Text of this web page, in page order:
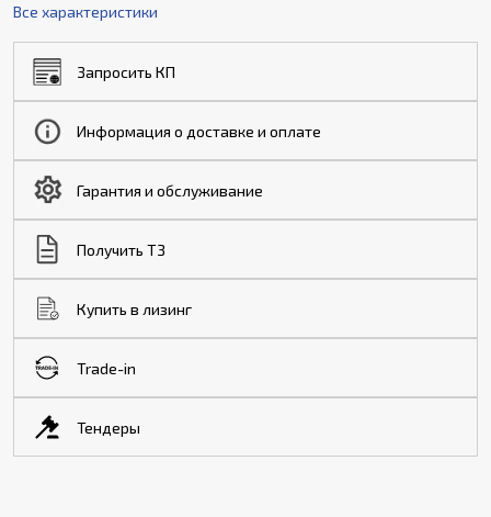
Все характеристики
Запросить КП
Информация о доставке и оплате
Гарантия и обслуживание
Получить ТЗ
Купить в лизинг
Trade-in
Тендеры